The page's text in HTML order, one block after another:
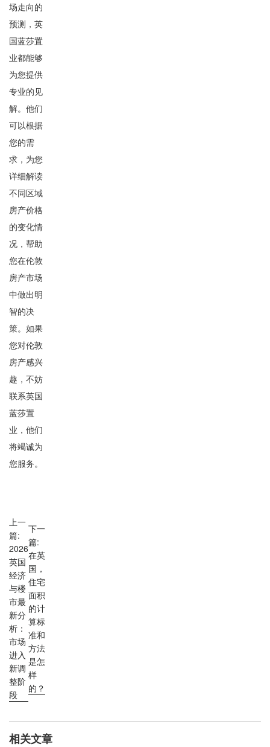
场走向的
预测，英
国蓝莎置
业都能够
为您提供
专业的见
解。他们
可以根据
您的需
求，为您
详细解读
不同区域
房产价格
的变化情
况，帮助
您在伦敦
房产市场
中做出明
智的决
策。如果
您对伦敦
房产感兴
趣，不妨
联系英国
蓝莎置
业，他们
将竭诚为
您服务。
上一
篇:
2026
英国
经济
与楼
市最
新分
析：
市场
进入
新调
整阶
段
下一
篇:
在英
国，
住宅
面积
的计
算标
准和
方法
是怎
样
的？
相关文章